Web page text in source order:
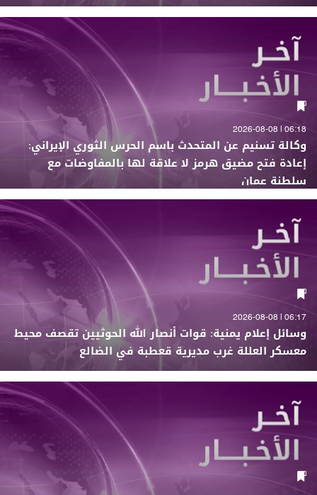
06:18 | 2026-08-08
وكالة تسنيم عن المتحدث باسم الحرس الثوري الإيراني:
إعادة فتح مضيق هرمز لا علاقة لها بالمفاوضات مع
سلطنة عمان
06:17 | 2026-08-08
وسائل إعلام يمنية: قوات أنصار الله الحوثيين تقصف محيط
معسكر العللة غرب مديرية قعطبة في الضالع